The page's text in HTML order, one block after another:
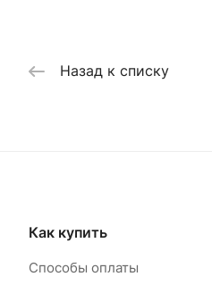
Назад к списку
Как купить
Способы оплаты